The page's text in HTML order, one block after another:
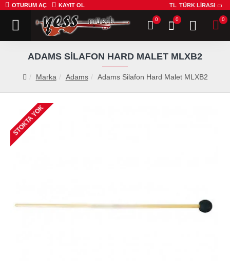
OTURUM AÇ KAYIT OL TL TÜRK LIRASI
0 0 0
Marka Adams Adams Silafon Hard Malet MLXB2
ADAMS SILAFON HARD MALET MLXB2
STOKTA YOK